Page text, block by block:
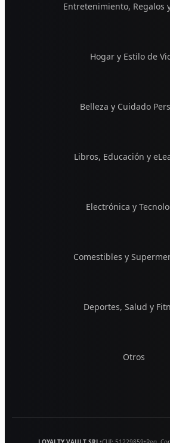
Entretenimiento, Regalos
Hogar y Estilo de
Belleza y Cuidado
Libros, Educación y
Electrónica y
Comestibles y
Deportes, Salud y
Otros